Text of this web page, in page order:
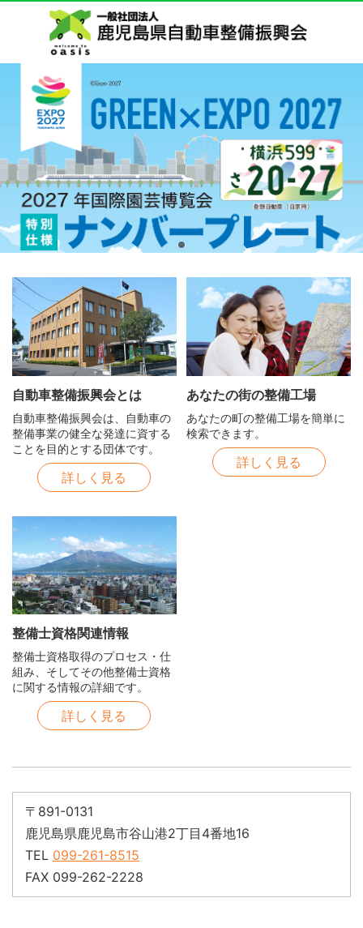
自動車整備振興会とは
自動車整備振興会は、自動車の
整備事業の健全な発達に資する
ことを目的とする団体です。
詳しく見る
あなたの街の整備工場
あなたの町の整備工場を簡単に
検索できます。
詳しく見る
整備士資格関連情報
整備士資格取得のプロセス・仕
組み、そしてその他整備士資格
に関する情報の詳細です。
詳しく見る
〒891-0131
鹿児島県鹿児島市谷山港2丁目4番地16
TEL 099-261-8515
FAX 099-262-2228